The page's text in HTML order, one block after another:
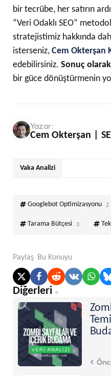
bir tecrübe, her satırın
“Veri Odaklı SEO”
stratejistimiz hakkında
isterseniz, Cem Okterşan
edebilirsiniz. Sonuç olarak
bir güce dönüştürmenin
Googlebot Optimizasyonu 2
Tarama Bütçesi 3
Vaka Analizi
Yazar:
Cem Okterşan |
Paylaş Bu Konuyu
Diğerleri
Post
navigation